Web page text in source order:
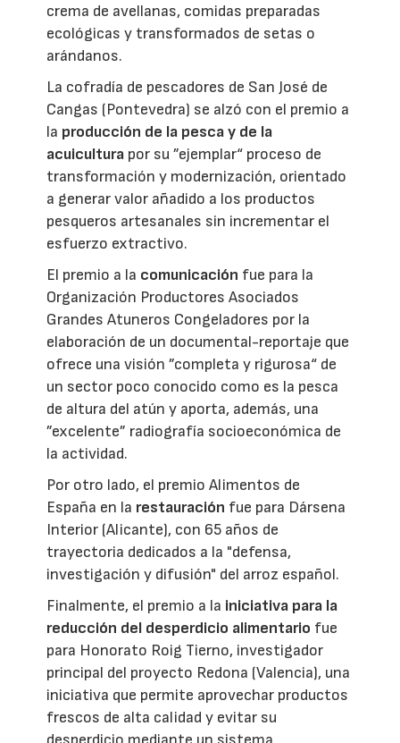
crema de avellanas, comidas preparadas
ecológicas y transformados de setas o
arándanos.
La cofradía de pescadores de San José de
Cangas (Pontevedra) se alzó con el premio a
la producción de la pesca y de la
acuicultura por su ”ejemplar“ proceso de
transformación y modernización, orientado
a generar valor añadido a los productos
pesqueros artesanales sin incrementar el
esfuerzo extractivo.
El premio a la comunicación fue para la
Organización Productores Asociados
Grandes Atuneros Congeladores por la
elaboración de un documental-reportaje que
ofrece una visión ”completa y rigurosa“ de
un sector poco conocido como es la pesca
de altura del atún y aporta, además, una
”excelente” radiografía socioeconómica de
la actividad.
Por otro lado, el premio Alimentos de
España en la restauración fue para Dársena
Interior (Alicante), con 65 años de
trayectoria dedicados a la "defensa,
investigación y difusión" del arroz español.
Finalmente, el premio a la iniciativa para la
reducción del desperdicio alimentario fue
para Honorato Roig Tierno, investigador
principal del proyecto Redona (Valencia), una
iniciativa que permite aprovechar productos
frescos de alta calidad y evitar su